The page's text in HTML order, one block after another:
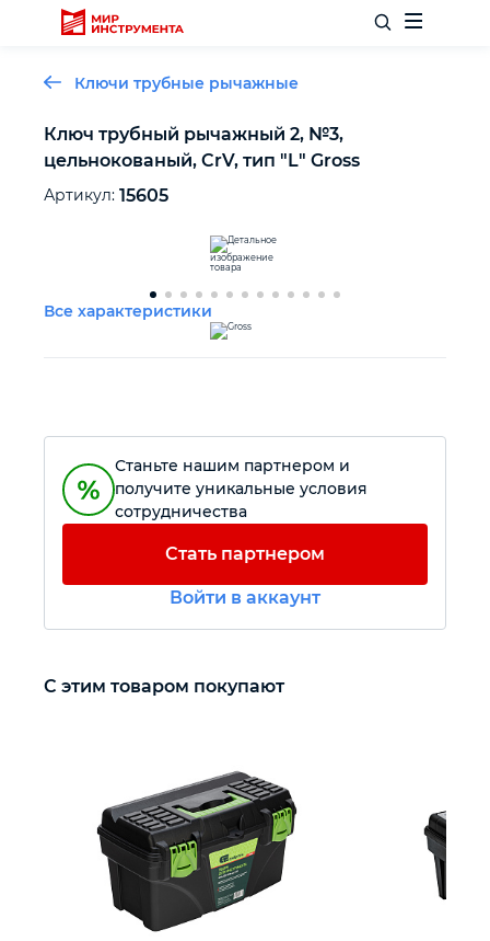
Отделочный инструмент
Столярный инструмент
Силовое оборудование
Крепежный инструмент
Ключи трубные рычажные
Ключ трубный рычажный 2, №3,
цельнокованый, CrV, тип "L" Gross
Артикул: 15605
Все характеристики
Станьте нашим партнером и
получите уникальные условия
сотрудничества
Стать партнером
Войти в аккаунт
С этим товаром покупают